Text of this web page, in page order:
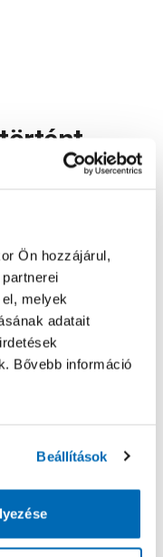
Ön hozzájárul,
melyek
adatait
Bővebb információ
Beállítások